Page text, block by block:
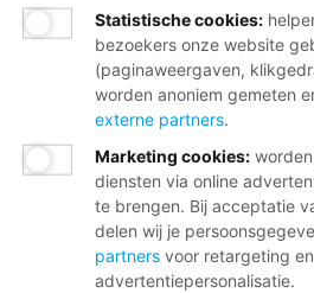
Statistische cookies:
bezoekers onze website
(paginaweergaven,
worden anoniem gemeten
externe partners.
Marketing cookies:
diensten via online
te brengen. Bij acceptatie
delen wij je
partners voor retargeting en
advertentiepersonalisatie.